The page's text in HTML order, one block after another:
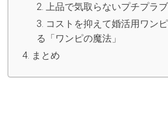
上品で気取らないプチプラ
コストを抑えて婚活用ワン
る「ワンピの魔法」
まとめ